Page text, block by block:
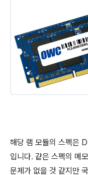
해당 램 모듈의 스펙은
입니다. 같은 스펙의 메
문제가 없을 것 같지만